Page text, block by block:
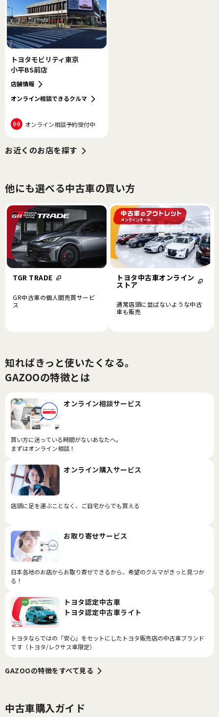
トヨタモビリティ東京
小平BS前店
店舗情報
オンライン相談できるクルマ
オンライン相談予約受付中
お近くのお店を探す
他にも選べる中古車の買い方
TGR TRADE
GR中古車の個人間売買サービ
ス
トヨタ中古車オンライン
ストア
通常店頭に並ばないような中古
車も販売
知ればきっと使いたくなる。
GAZOOの特徴とは
オンライン相談サービス
買い方に迷っている時間がないあなたへ。
まずはオンライン相談！
オンライン購入サービス
店頭に足を運ぶことなく、ご自宅からでも買える
お取り寄せサービス
日本各地のお店からお取り寄せできるから、希望のクルマがきっと見つか
る！
トヨタ認定中古車
トヨタ認定中古車ライト
トヨタならではの「安心」をセットにしたトヨタ販売店の中古車ブランド
です（トヨタ/レクサス車限定）
GAZOOの特徴をすべて見る
中古車購入ガイド